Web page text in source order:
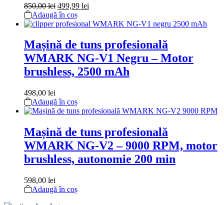
850,00lei Prețul
inițial
a
850,00 lei.
499,99 lei
este:
Adaugă în coș
Mașină de tuns profesională
WMARK NG-V1 Negru – Motor
brushless, 2500 mAh
498,00 lei
Adaugă în coș
Mașină de tuns profesională
WMARK NG-V2 – 9000 RPM, motor
brushless, autonomie 200 min
598,00 lei
Adaugă în coș